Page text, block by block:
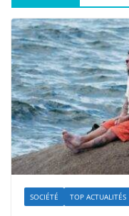
SOCIÉTÉ TOP ACTUALITÉS